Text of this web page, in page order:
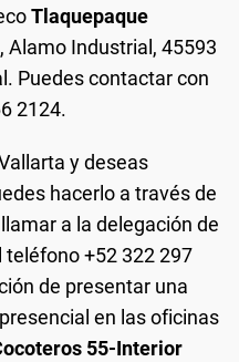
Tlaquepaque
Alamo Industrial, 45593
Puedes contactar con
2124.
y deseas
hacerlo a través de
a la delegación de
teléfono +52 322 297
de presentar una
en las oficinas
55-Interior